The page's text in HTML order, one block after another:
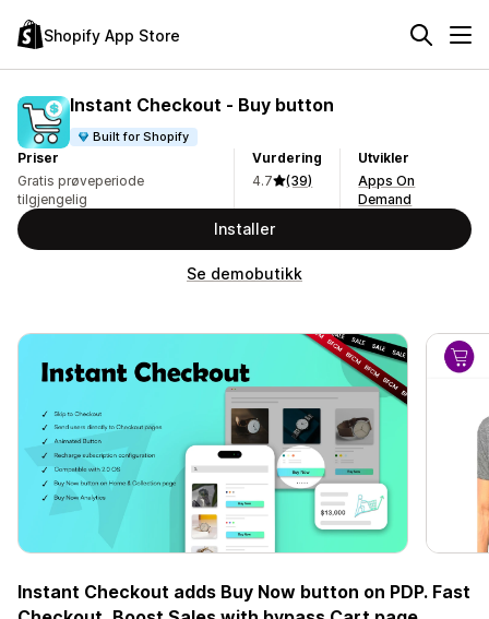
Shopify App Store
Instant Checkout ‑ Buy button
Built for Shopify
Priser
Gratis prøveperiode
tilgjengelig
Vurdering
4.7
(39)
Utvikler
Apps On
Demand
Installer
Se demobutikk
Instant Checkout adds Buy Now button on PDP. Fast